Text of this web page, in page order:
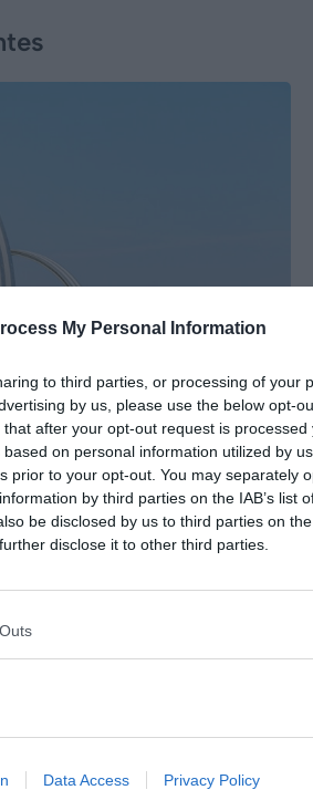
My Personal Information
to third parties, or processing of your
by us, please use the below opt-
after your opt-out request is processed
on personal information utilized by
prior to your opt-out. You may separately
by third parties on the IAB’s list
be disclosed by us to third parties on the
disclose it to other third parties.
Data Access Privacy Policy
à Nantes ? Naviguez sur
inoubliable sur l’Erdre ! Ces